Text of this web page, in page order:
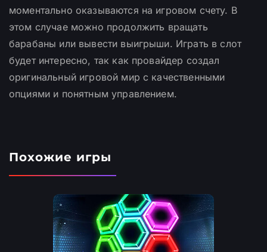
моментально оказываются на игровом счету. В
этом случае можно продолжить вращать
барабаны или вывести выигрыши. Играть в слот
будет интересно, так как провайдер создал
оригинальный игровой мир с качественными
опциями и понятным управлением.
Похожие игры